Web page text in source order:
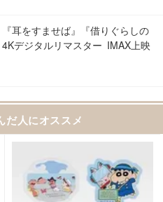
『耳をすませば』『借りぐらしの
4Kデジタルリマスター IMAX上映
だ人にオススメ